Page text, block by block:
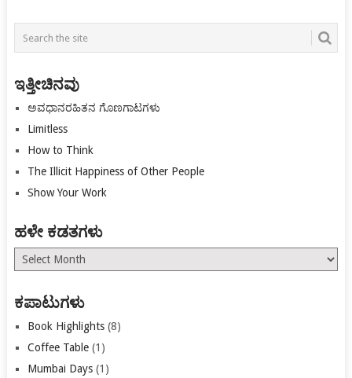
Posts
navigation
ಇತ್ತೀಚಿನವು
ಅವಧಾನರಹಿತನ ಗೊಣಗಾಟಗಳು
Limitless
How to Think
The Illicit Happiness of Other People
Show Your Work
ಹಳೇ ಕಡತಗಳು
ಹಳೇ
ಕಡತಗಳು
ಕಪಾಟುಗಳು
Book Highlights(8)
Coffee Table(1)
Mumbai Days(1)